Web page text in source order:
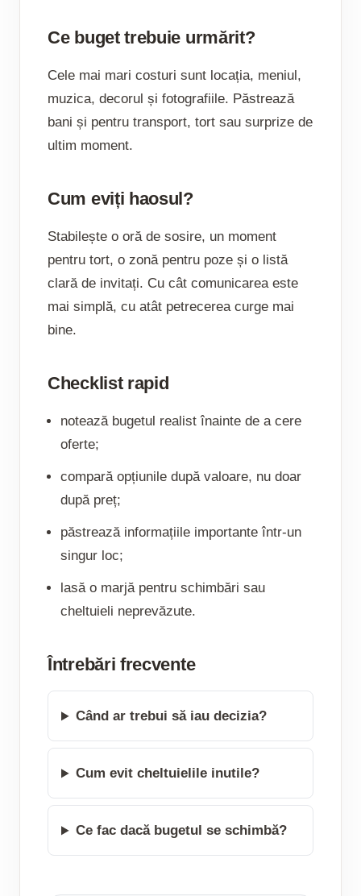
Ce buget trebuie urmărit?
Cele mai mari costuri sunt locația, meniul,
muzica, decorul și fotografiile. Păstrează
bani și pentru transport, tort sau surprize de
ultim moment.
Cum eviți haosul?
Stabilește o oră de sosire, un moment
pentru tort, o zonă pentru poze și o listă
clară de invitați. Cu cât comunicarea este
mai simplă, cu atât petrecerea curge mai
bine.
Checklist rapid
notează bugetul realist înainte de a cere
oferte;
compară opțiunile după valoare, nu doar
după preț;
păstrează informațiile importante într-un
singur loc;
lasă o marjă pentru schimbări sau
cheltuieli neprevăzute.
Întrebări frecvente
Când ar trebui să iau decizia?
Cum evit cheltuielile inutile?
Ce fac dacă bugetul se schimbă?